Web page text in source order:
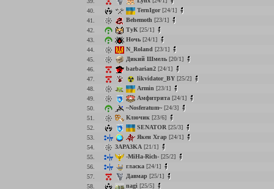
40.
TernIgor[24/1]
41.
Behemoth [23/1]
42.
ТуК [25/1]
43.
Ночь [24/1]
44.
N_Roland [23/1]
45.
Дикий Шмель [20/1]
46.
barbarian2 [24/1]
47.
likvidator_BY [25/2]
48.
Armin [23/1]
49.
Амфитрита [24/1]
50.
~Nosferatum~ [24/3]
51.
Ключик [23/6]
52.
SENATOR [25/3]
53.
Якен Хгар [24/1]
54.
3APA3KA [21/1]
55.
-MiHa-Rich- [25/2]
56.
гласка [24/1]
57.
Давмар [25/1]
58.
nagi [25/5]